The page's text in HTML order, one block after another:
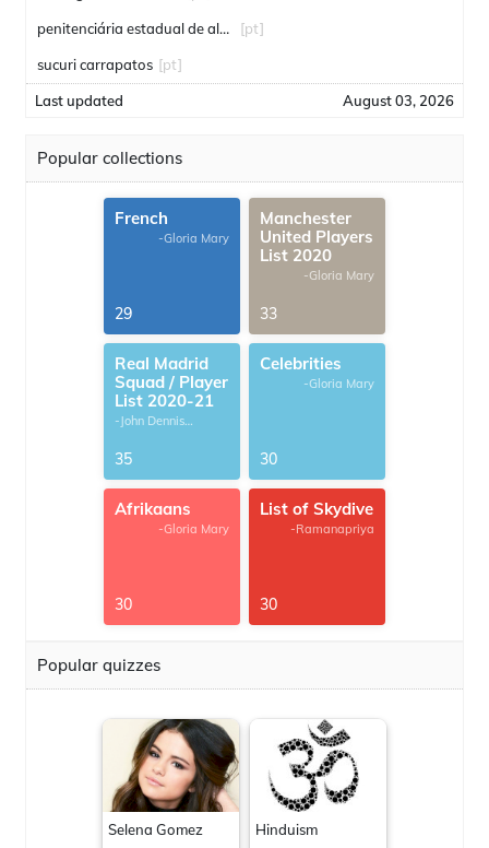
penitenciária estadual de alcaçuz [pt]
sucuri carrapatos [pt]
Last updated August 03, 2026
Popular collections
French
-Gloria Mary
29
Manchester
United Players
List 2020
-Gloria Mary
33
Real Madrid
Squad / Player
List 2020-21
-John Dennis
35
Celebrities
-Gloria Mary
30
Afrikaans
-Gloria Mary
30
List of Skydive
-Ramanapriya
30
Popular quizzes
Selena Gomez Hinduism